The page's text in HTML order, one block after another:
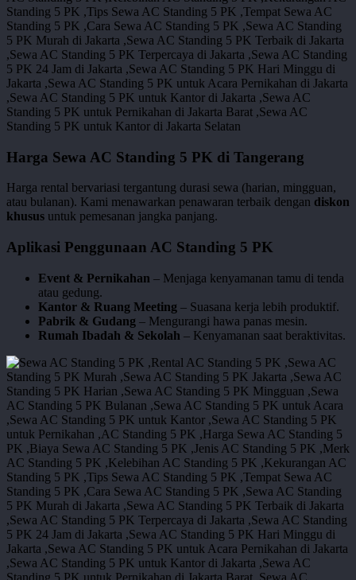
Harga Sewa AC Standing 5 PK di Tangerang
Harga rental bervariasi tergantung durasi sewa (harian, mingguan,
atau bulanan). Kami menawarkan penawaran terbaik dengan diskon
khusus untuk pemesanan jangka panjang.
Aplikasi Penggunaan AC Standing 5 PK
Event & Pernikahan – Menjaga kenyamanan tamu di tenda
atau gedung.
Kantor & Ruang Meeting – Suasana kerja lebih produktif.
Pabrik & Gudang – Mengurangi hawa panas mesin.
Rumah Ibadah & Sekolah – Kenyamanan saat beraktivitas.